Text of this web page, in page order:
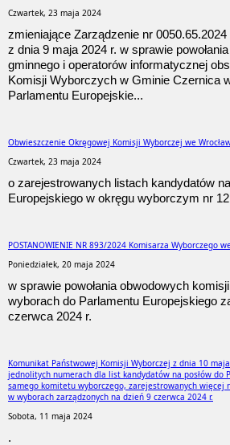
Czwartek, 23 maja 2024
zmieniające Zarządzenie nr
z dnia 9 maja 2024 r. w sprawie
gminnego i operatorów informatycznej
Komisji Wyborczych w Gminie Czernica
Parlamentu Europejskie...
Obwieszczenie Okręgowej Komisji Wyborczej we
Czwartek, 23 maja 2024
o zarejestrowanych listach kandydatów
Europejskiego w okręgu wyborczym nr 12
POSTANOWIENIE NR 893/2024 Komisarza Wyborczego
Poniedziałek, 20 maja 2024
w sprawie powołania obwodowych
wyborach do Parlamentu Europejskiego
czerwca 2024 r.
Komunikat Państwowej Komisji Wyborczej z dnia 10
jednolitych numerach dla list kandydatów na posłów do
samego komitetu wyborczego, zarejestrowanych więcej
w wyborach zarządzonych na dzień 9 czerwca 2024 r.
Sobota, 11 maja 2024
.